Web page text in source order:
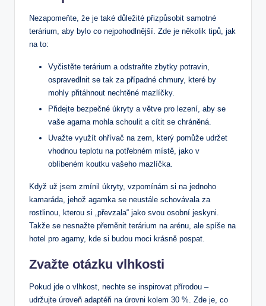
Nezapomeňte, že je‍ také důležité přizpůsobit‌ samotné
terárium, aby bylo‌ co nejpohodlnější. Zde je⁤ několik ⁢tipů, jak
na to:
Vyčistěte ⁤terárium a odstraňte zbytky ‌potravin,​
ospravedlnit se ⁤tak za případné‌ chmury, které‍ by
mohly přitáhnout nechtěné mazlíčky.
Přidejte bezpečné⁣ úkryty a větve pro lezení, aby se
vaše⁢ agama mohla schoulit a cítit se chráněná.
Uvažte využít ohřívač na zem, který pomůže udržet ​
vhodnou teplotu na potřebném⁢ místě, jako v
⁣oblíbeném koutku ⁤vašeho mazlíčka.
Když už‌ jsem ‍zmínil úkryty,⁣ vzpomínám si na⁣ jednoho
kamaráda, ​jehož agamka se neustále ‍schovávala za ​
rostlinou, kterou si „převzala“ jako svou osobní jeskyni.
Takže⁢ se nesnažte přeměnit terárium na arénu, ale spíše na
hotel pro agamy, kde si budou moci krásně pospat.
Zvažte otázku vlhkosti
Pokud jde​ o vlhkost, nechte‍ se inspirovat přírodou –
udržujte⁢ úroveň adaptéři na úrovni kolem 30 %. Zde je,‌ co